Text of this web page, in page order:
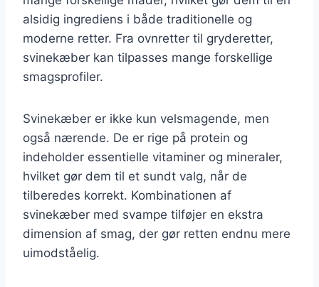
alsidig ingrediens i både traditionelle og
moderne retter. Fra ovnretter til gryderetter,
svinekæber kan tilpasses mange forskellige
smagsprofiler.
Svinekæber er ikke kun velsmagende, men
også nærende. De er rige på protein og
indeholder essentielle vitaminer og mineraler,
hvilket gør dem til et sundt valg, når de
tilberedes korrekt. Kombinationen af
svinekæber med svampe tilføjer en ekstra
dimension af smag, der gør retten endnu mere
uimodståelig.